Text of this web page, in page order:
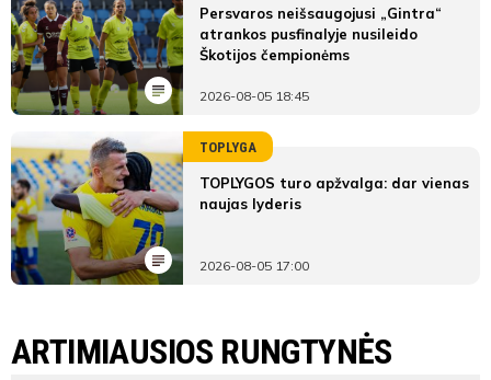
Persvaros neišsaugojusi „Gintra“
atrankos pusfinalyje nusileido
Škotijos čempionėms
2026-08-05 18:45
TOPLYGA
TOPLYGOS turo apžvalga: dar vienas
naujas lyderis
2026-08-05 17:00
FA Riteriai
Varžybų
ARTIMIAUSIOS RUNGTYNĖS